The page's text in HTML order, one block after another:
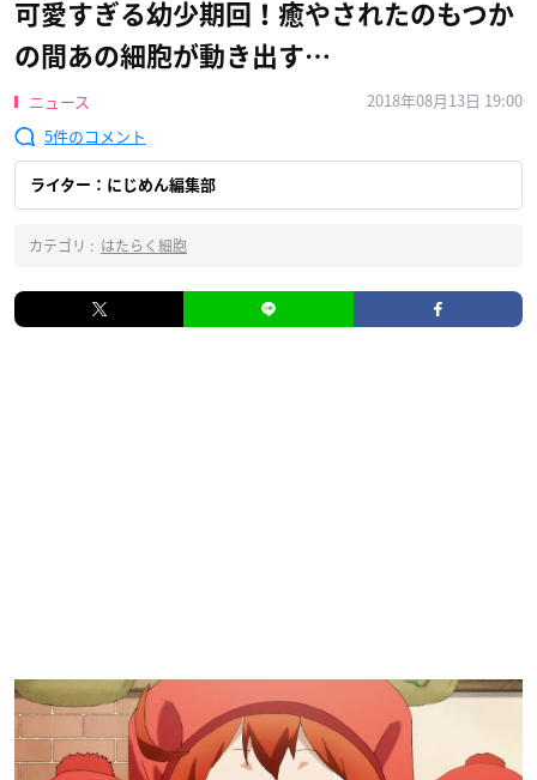
可愛すぎる幼少期回！癒やされたのもつか
の間あの細胞が動き出す…
ニュース
2018年08月13日 19:00
5
ライター：にじめん編集部
カテゴリ : はたらく細胞